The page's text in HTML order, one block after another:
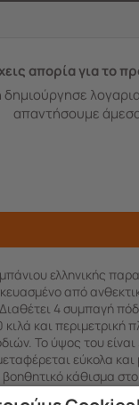
απορία για το
απαντήσουμε
ελληνικής
από
4 συμπαγή
κιλά και περιμετρική
Το ύψος του είναι
εύκολα
κάθισμα
και